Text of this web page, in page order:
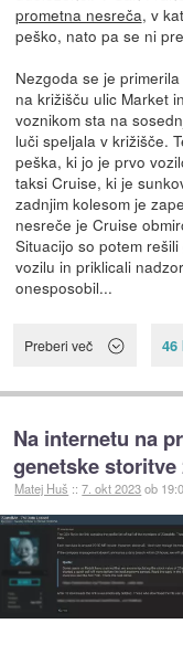
prometna nesreča, v
peško, nato pa se ni
Nezgoda se je
na križišču ulic Market
voznikom sta na
luči speljala v križišče.
peška, ki jo je prvo
taksi Cruise, ki je
zadnjim kolesom je
nesreče je Cruise
Situacijo so potem
vozilu in priklicali
onesposobil...
Preberi več 46
Na internetu na
genetske storitve
Matej Huš ::7. okt 2023ob